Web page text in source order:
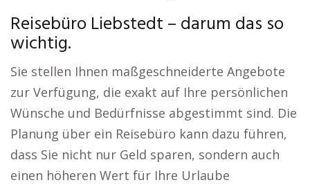
Reisebüro Liebstedt – darum das so
wichtig.
Sie stellen Ihnen maßgeschneiderte Angebote
zur Verfügung, die exakt auf Ihre persönlichen
Wünsche und Bedürfnisse abgestimmt sind. Die
Planung über ein Reisebüro kann dazu führen,
dass Sie nicht nur Geld sparen, sondern auch
einen höheren Wert für Ihre Urlaube